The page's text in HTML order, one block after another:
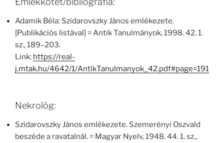
Adamik Béla: Szidarovszky János emlékezete.
[Publikációs listával] = Antik Tanulmányok, 1998. 42. 1.
sz., 189–203.
Link: https://real-
j.mtak.hu/4642/1/AntikTanulmanyok_42.pdf#page=191
Nekrológ:
Szidarovszky János emlékezete. Szemerényi Oszvald
beszéde a ravatalnál. = Magyar Nyelv, 1948. 44. 1. sz.,